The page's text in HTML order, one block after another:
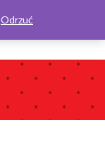
Odrzuć